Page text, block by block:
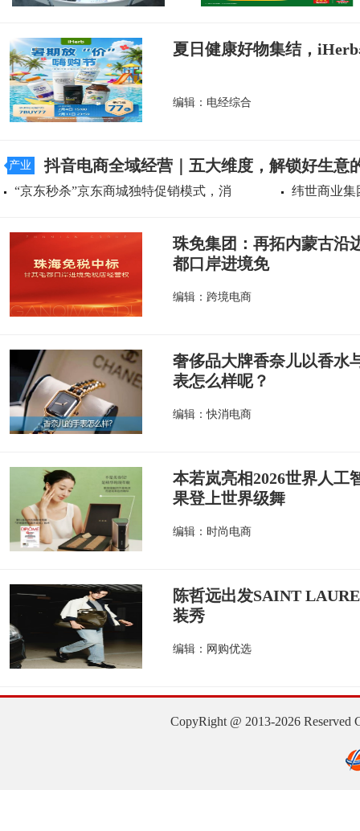
夏日健康好物集结，
编辑：电经综合
产业 抖音电商全域经营｜五大维度，解锁好生意
“京东秒杀”京东商城独特促销模式，消 纬世商业集
珠免集团：再拓内蒙古沿
都口岸进境免
编辑：跨境电商
奢侈品大牌香奈儿以香水
表怎么样呢？
编辑：快消电商
本若岚亮相2026世界人工
果登上世界级舞
编辑：时尚电商
陈哲远出发SAINT
装秀
编辑：网购优选
CopyRight @ 2013-2026